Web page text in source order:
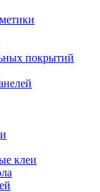
покрытий
клеи